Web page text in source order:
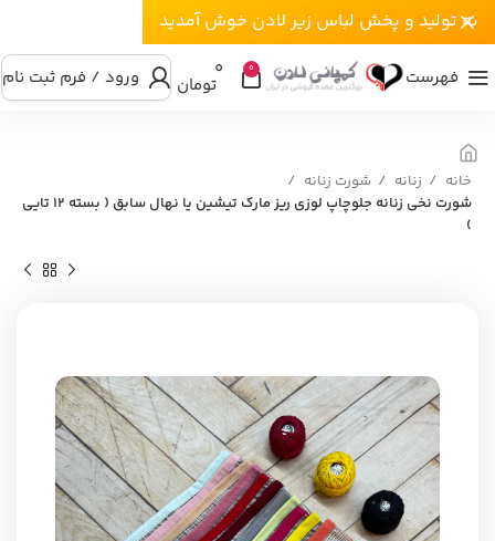
فهرست 0 ۰
تومان ورود / فرم ثبت نام
خانه زنانه
شورت زنانه
شورت نخی زنانه جلوچاپ لوزی ریز مارک تیشین یا نهال سابق ( بسته ۱۲ تایی
)
به تولید و پخش لباس زیر لادن خوش آمدید